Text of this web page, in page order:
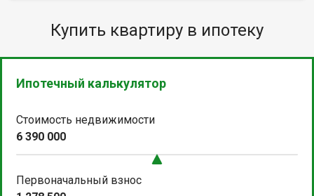
Купить квартиру в ипотеку
Ипотечный калькулятор
Стоимость недвижимости
6 390 000
Первоначальный взнос